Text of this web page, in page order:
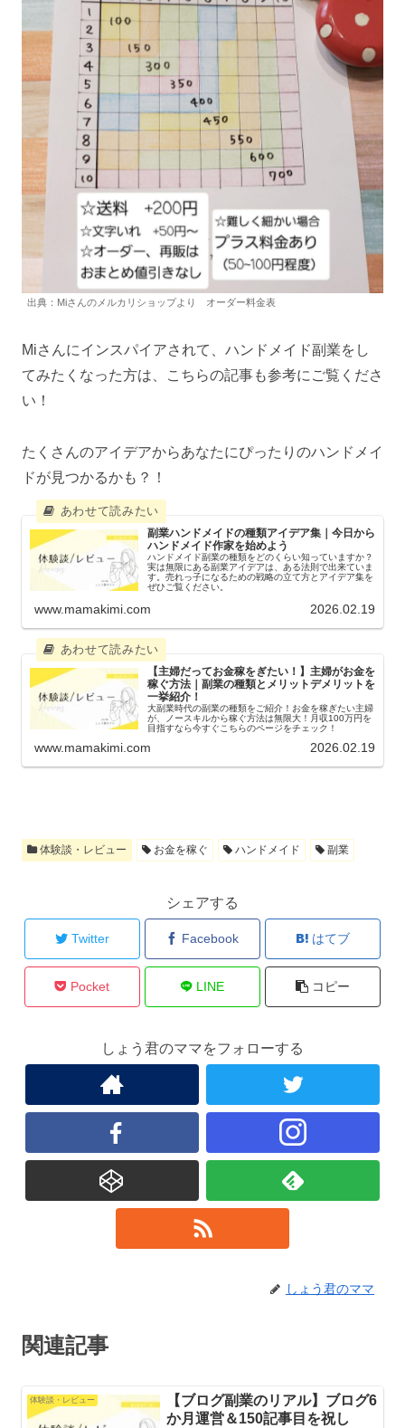
出典：Miさんのメルカリショップより オーダー料金表
Miさんにインスパイアされて、ハンドメイド副業をし
てみたくなった方は、こちらの記事も参考にご覧くださ
い！
たくさんのアイデアからあなたにぴったりのハンドメイ
ドが見つかるかも？！
副業ハンドメイドの種類アイデア集｜今日から
ハンドメイド作家を始めよう
ハンドメイド副業の種類をどのくらい知っていますか？
実は無限にある副業アイデアは、ある法則で出来ていま
す。売れっ子になるための戦略の立て方とアイデア集を
ぜひご覧ください。
www.mamakimi.com 2026.02.19
【主婦だってお金稼をぎたい！】主婦がお金を
稼ぐ方法｜副業の種類とメリットデメリットを
一挙紹介！
大副業時代の副業の種類をご紹介！お金を稼ぎたい主婦
が、ノースキルから稼ぐ方法は無限大！月収100万円を
目指すなら今すぐこちらのページをチェック！
www.mamakimi.com 2026.02.19
体験談・レビュー お金を稼ぐ ハンドメイド 副業
シェアする
Twitter Facebook はてブ
Pocket LINE コピー
しょう君のママをフォローする
しょう君のママ
関連記事
体験談・レビュー
【ブログ副業のリアル】ブログ6
か月運営＆150記事目を祝し